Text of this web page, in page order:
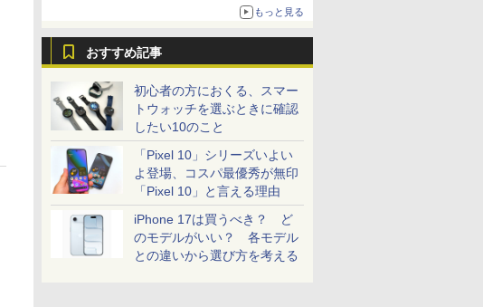
もっと見る
おすすめ記事
初心者の方におくる、スマー
トウォッチを選ぶときに確認
したい10のこと
「Pixel 10」シリーズいよい
よ登場、コスパ最優秀が無印
「Pixel 10」と言える理由
iPhone 17は買うべき？ ど
のモデルがいい？ 各モデル
との違いから選び方を考える